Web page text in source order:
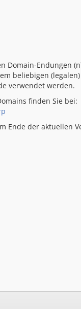
Domain-Endungen
beliebigen
verwendet werden.
finden Sie bei:
Ende der aktuellen